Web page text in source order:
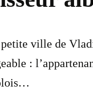
ville de
: